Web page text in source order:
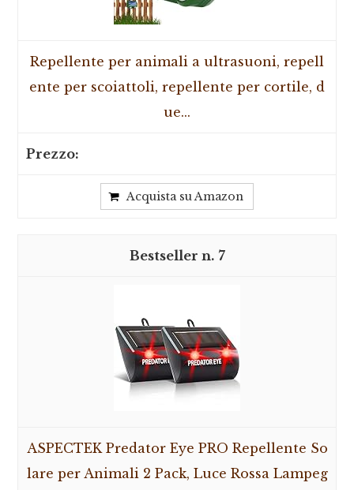
Repellente per animali a ultrasuoni, repell
ente per scoiattoli, repellente per cortile, d
ue...
Acquista su Amazon
7
ASPECTEK Predator Eye PRO Repellente So
lare per Animali 2 Pack, Luce Rossa Lampeg